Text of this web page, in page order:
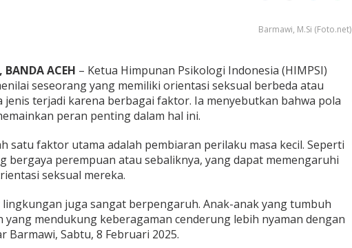
Barmawi, M.Si (Foto.net)
ACEH – Ketua Himpunan Psikologi Indonesia (HIMPSI)
seseorang yang memiliki orientasi seksual berbeda atau
jenis terjadi karena berbagai faktor. Ia menyebutkan bahwa pola
peran penting dalam hal ini.
satu faktor utama adalah pembiaran perilaku masa kecil. Seperti
bergaya perempuan atau sebaliknya, yang dapat memengaruhi
seksual mereka.
lingkungan juga sangat berpengaruh. Anak-anak yang tumbuh
yang mendukung keberagaman cenderung lebih nyaman dengan
Barmawi, Sabtu, 8 Februari 2025.